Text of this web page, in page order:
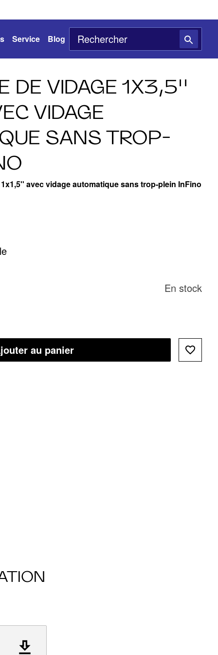
Service Blog
DE VIDAGE 1X3,5''
VIDAGE
SANS TROP-
avec vidage automatique sans trop-plein InFino
En stock
au panier